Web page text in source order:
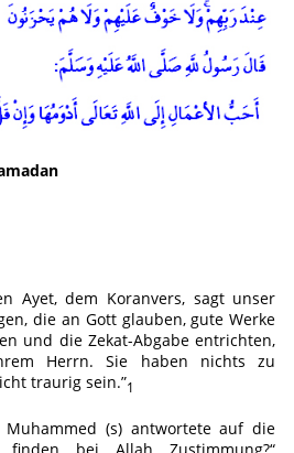
Ayet, dem Koranvers, sagt unser
die an Gott glauben, gute Werke
und die Zekat-Abgabe entrichten,
Herrn. Sie haben nichts zu
traurig sein.”1
Muhammed (s) antwortete auf die